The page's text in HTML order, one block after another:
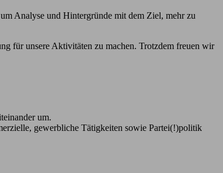
Analyse und Hintergründe mit dem Ziel, mehr zu
für unsere Aktivitäten zu machen. Trotzdem freuen wir
um.
gewerbliche Tätigkeiten sowie Partei(!)politik